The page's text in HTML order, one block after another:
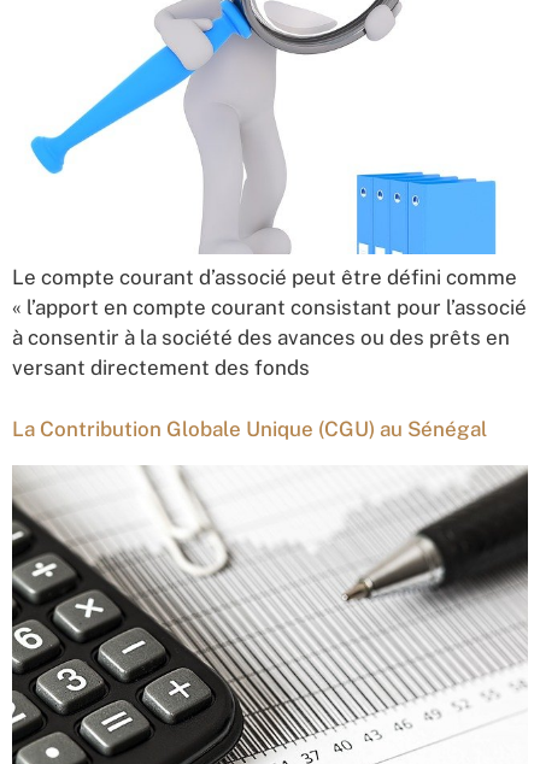
Le compte courant d’associé peut être défini comme
« l’apport en compte courant consistant pour l’associé
à consentir à la société des avances ou des prêts en
versant directement des fonds
La Contribution Globale Unique (CGU) au Sénégal